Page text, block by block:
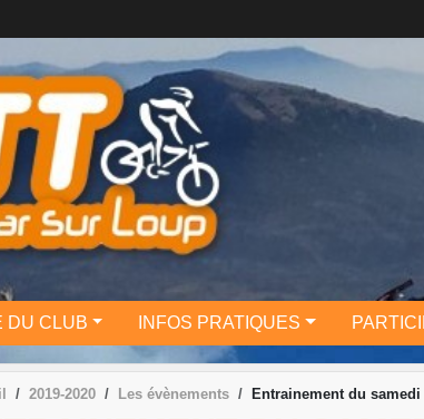
DU CLUB INFOS PRATIQUES
2019-2020 Les évènements Entrainement du